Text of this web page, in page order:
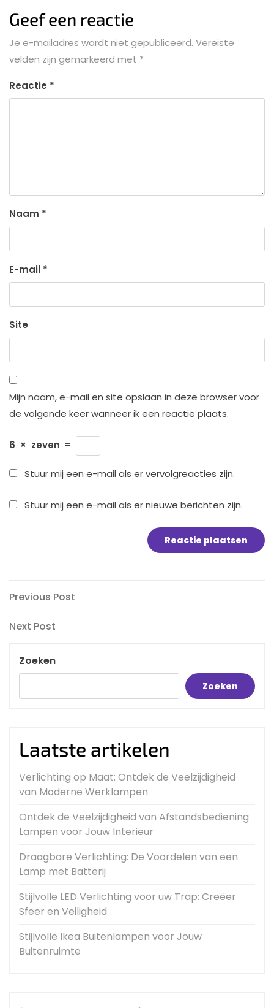
Geef een reactie
Je e-mailadres wordt niet gepubliceerd. Vereiste
velden zijn gemarkeerd met *
Reactie *
Naam *
E-mail *
Site
Mijn naam, e-mail en site opslaan in deze browser voor
de volgende keer wanneer ik een reactie plaats.
6 × zeven =
Stuur mij een e-mail als er vervolgreacties zijn.
Stuur mij een e-mail als er nieuwe berichten zijn.
Bericht
navigatie
Previous
Previous Post
Next
Next Post
Zoeken
Zoeken
Laatste artikelen
Verlichting op Maat: Ontdek de Veelzijdigheid
van Moderne Werklampen
Ontdek de Veelzijdigheid van Afstandsbediening
Lampen voor Jouw Interieur
Draagbare Verlichting: De Voordelen van een
Lamp met Batterij
Stijlvolle LED Verlichting voor uw Trap: Creëer
Sfeer en Veiligheid
Stijlvolle Ikea Buitenlampen voor Jouw
Buitenruimte